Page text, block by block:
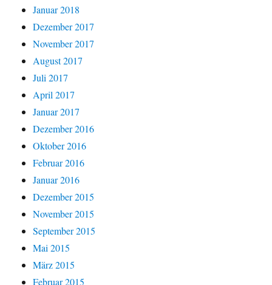
Januar 2018
Dezember 2017
November 2017
August 2017
Juli 2017
April 2017
Januar 2017
Dezember 2016
Oktober 2016
Februar 2016
Januar 2016
Dezember 2015
November 2015
September 2015
Mai 2015
März 2015
Februar 2015